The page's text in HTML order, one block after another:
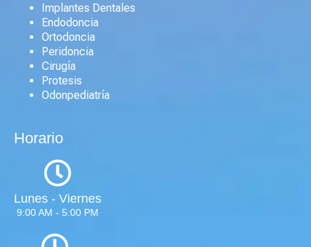
Implantes Dentales
Endodoncia
Ortodoncia
Peridoncia
Cirugía
Protesis
Odonpediatría
Horario
Lunes - Viernes
9:00 AM - 5:00 PM